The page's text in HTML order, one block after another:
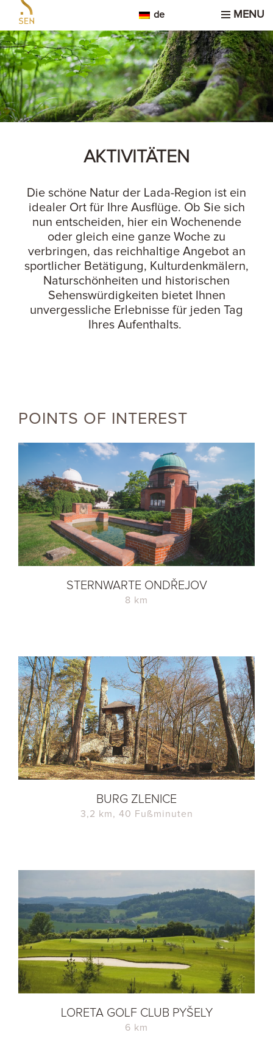
MENU
de
AKTIVITÄTEN
Die schöne Natur der Lada-Region ist ein
idealer Ort für Ihre Ausflüge. Ob Sie sich
nun entscheiden, hier ein Wochenende
oder gleich eine ganze Woche zu
verbringen, das reichhaltige Angebot an
sportlicher Betätigung, Kulturdenkmälern,
Naturschönheiten und historischen
Sehenswürdigkeiten bietet Ihnen
unvergessliche Erlebnisse für jeden Tag
Ihres Aufenthalts.
POINTS OF INTEREST
STERNWARTE ONDŘEJOV
8 km
BURG ZLENICE
3,2 km, 40 Fußminuten
LORETA GOLF CLUB PYŠELY
6 km